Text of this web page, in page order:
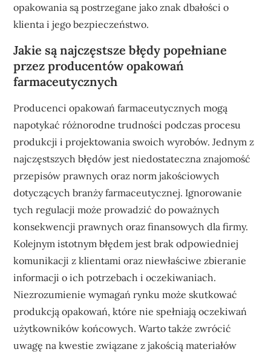
opakowania są postrzegane jako znak dbałości o
klienta i jego bezpieczeństwo.
Jakie są najczęstsze błędy popełniane
przez producentów opakowań
farmaceutycznych
Producenci opakowań farmaceutycznych mogą
napotykać różnorodne trudności podczas procesu
produkcji i projektowania swoich wyrobów. Jednym z
najczęstszych błędów jest niedostateczna znajomość
przepisów prawnych oraz norm jakościowych
dotyczących branży farmaceutycznej. Ignorowanie
tych regulacji może prowadzić do poważnych
konsekwencji prawnych oraz finansowych dla firmy.
Kolejnym istotnym błędem jest brak odpowiedniej
komunikacji z klientami oraz niewłaściwe zbieranie
informacji o ich potrzebach i oczekiwaniach.
Niezrozumienie wymagań rynku może skutkować
produkcją opakowań, które nie spełniają oczekiwań
użytkowników końcowych. Warto także zwrócić
uwagę na kwestie związane z jakością materiałów